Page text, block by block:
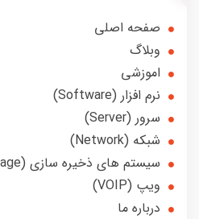
صفحه اصلی
وبلاگ
اموزشی
نرم افزار (Software)
سرور (Server)
شبکه (Network)
سیستم های ذخیره سازی (Storage)
ویپ (VOIP)
درباره ما